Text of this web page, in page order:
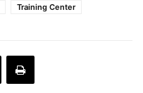
Training Center